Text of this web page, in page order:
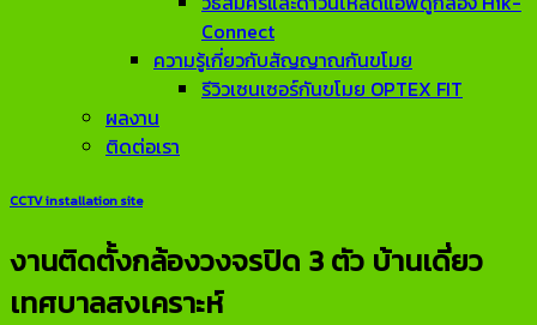
Connect
ความรู้เกี่ยวกับสัญญาณกันขโมย
รีวิวเซนเซอร์กันขโมย OPTEX FIT
ผลงาน
ติดต่อเรา
CCTV installation site
งานติดตั้งกล้องวงจรปิด 3 ตัว บ้านเดี่ยว
เทศบาลสงเคราะห์